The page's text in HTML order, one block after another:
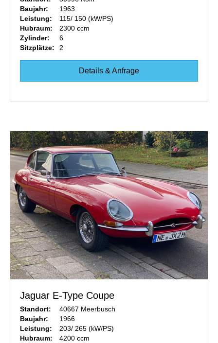
Baujahr:
1963
Leistung:
115/ 150 (kW/PS)
Hubraum:
2300 ccm
Zylinder:
6
Sitzplätze:
2
Details & Anfrage
Jaguar E-Type Coupe
Standort:
40667 Meerbusch
Baujahr:
1966
Leistung:
203/ 265 (kW/PS)
Hubraum:
4200 ccm